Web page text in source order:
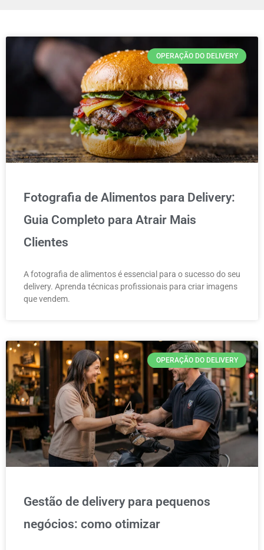
OPERAÇÃO DO DELIVERY
Fotografia de Alimentos para Delivery:
Guia Completo para Atrair Mais
Clientes
A fotografia de alimentos é essencial para o sucesso do seu
delivery. Aprenda técnicas profissionais para criar imagens
que vendem.
OPERAÇÃO DO DELIVERY
Gestão de delivery para pequenos
negócios: como otimizar